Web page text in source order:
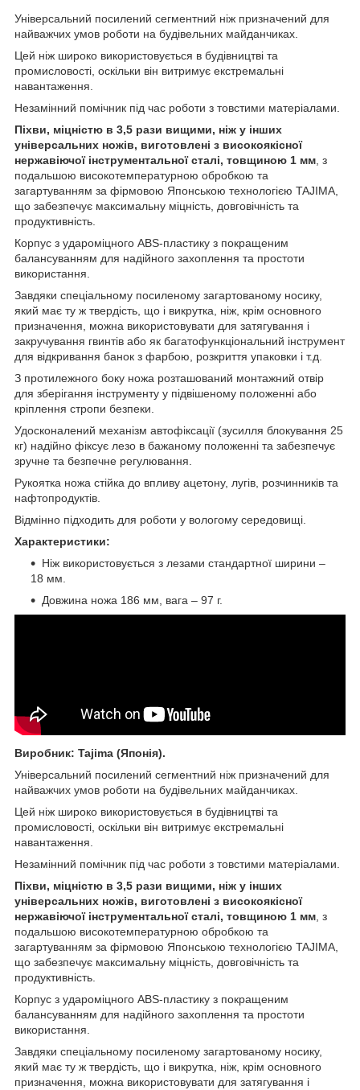
Універсальний посилений сегментний ніж призначений для
найважчих умов роботи на будівельних майданчиках.
Цей ніж широко використовується в будівництві та
промисловості, оскільки він витримує екстремальні
навантаження.
Незамінний помічник під час роботи з товстими матеріалами.
Піхви, міцністю в 3,5 рази вищими, ніж у інших
універсальних ножів, виготовлені з високоякісної
нержавіючої інструментальної сталі, товщиною 1 мм, з
подальшою високотемпературною обробкою та
загартуванням за фірмовою Японською технологією TAJIMA,
що забезпечує максимальну міцність, довговічність та
продуктивність.
Корпус з удароміцного ABS-пластику з покращеним
балансуванням для надійного захоплення та простоти
використання.
Завдяки спеціальному посиленому загартованому носику,
який має ту ж твердість, що і викрутка, ніж, крім основного
призначення, можна використовувати для затягування і
закручування гвинтів або як багатофункціональний інструмент
для відкривання банок з фарбою, розкриття упаковки і т.д.
З протилежного боку ножа розташований монтажний отвір
для зберігання інструменту у підвішеному положенні або
кріплення стропи безпеки.
Удосконалений механізм автофіксації (зусилля блокування 25
кг) надійно фіксує лезо в бажаному положенні та забезпечує
зручне та безпечне регулювання.
Рукоятка ножа стійка до впливу ацетону, лугів, розчинників та
нафтопродуктів.
Відмінно підходить для роботи у вологому середовищі.
Характеристики:
Ніж використовується з лезами стандартної ширини –
18 мм.
Довжина ножа 186 мм, вага – 97 г.
Виробник: Tajima (Японія).
Універсальний посилений сегментний ніж призначений для
найважчих умов роботи на будівельних майданчиках.
Цей ніж широко використовується в будівництві та
промисловості, оскільки він витримує екстремальні
навантаження.
Незамінний помічник під час роботи з товстими матеріалами.
Піхви, міцністю в 3,5 рази вищими, ніж у інших
універсальних ножів, виготовлені з високоякісної
нержавіючої інструментальної сталі, товщиною 1 мм, з
подальшою високотемпературною обробкою та
загартуванням за фірмовою Японською технологією TAJIMA,
що забезпечує максимальну міцність, довговічність та
продуктивність.
Корпус з удароміцного ABS-пластику з покращеним
балансуванням для надійного захоплення та простоти
використання.
Завдяки спеціальному посиленому загартованому носику,
який має ту ж твердість, що і викрутка, ніж, крім основного
призначення, можна використовувати для затягування і